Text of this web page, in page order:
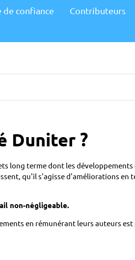
de confiance Contributeurs
Duniter ?
long terme dont les
qu'il s'agisse d'améliorations en
non-négligeable.
en rémunérant leurs auteurs